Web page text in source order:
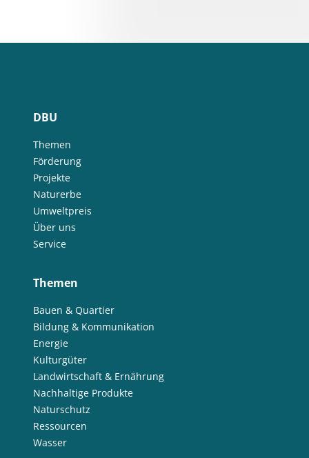
DBU
Themen
Förderung
Projekte
Naturerbe
Umweltpreis
Über uns
Service
Themen
Bauen & Quartier
Bildung & Kommunikation
Energie
Kulturgüter
Landwirtschaft & Ernährung
Nachhaltige Produkte
Naturschutz
Ressourcen
Wasser